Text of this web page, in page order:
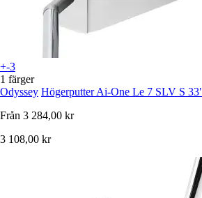
+-3
1 färger
Odyssey Högerputter Ai-One Le 7 SLV S
Från 3 284,00 kr
3 108,00 kr